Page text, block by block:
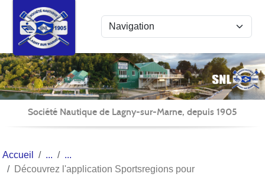
Société Nautique de Lagny-sur-Marne, depuis 1905
Accueil
Découvrez l'application Sportsregions pour
Panneau de gestion des cookies